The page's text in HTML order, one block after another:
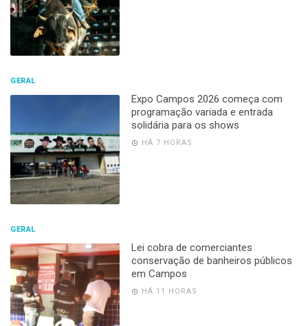
GERAL
Expo Campos 2026 começa com
programação variada e entrada
solidária para os shows
HÁ 7 HORAS
GERAL
Lei cobra de comerciantes
conservação de banheiros públicos
em Campos
HÁ 11 HORAS